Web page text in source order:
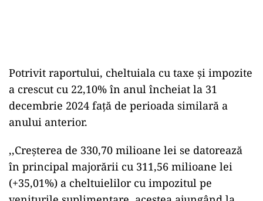
Potrivit raportului, cheltuiala cu taxe și impozite
a crescut cu 22,10% în anul încheiat la 31
decembrie 2024 față de perioada similară a
anului anterior.
,,Creșterea de 330,70 milioane lei se datorează
în principal majorării cu 311,56 milioane lei
(+35,01%) a cheltuielilor cu impozitul pe